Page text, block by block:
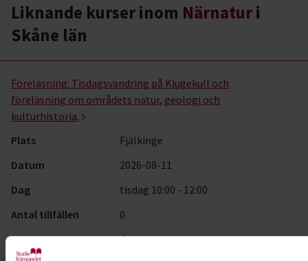
Liknande kurser inom Närnaturi
Skåne län
Föreläsning: Tisdagsvandring på Kjugekull och
föreläsning om områdets natur, geologi och
kulturhistoria.
Plats
Fjälkinge
Datum
2026-08-11
Dag
tisdag 10:00 - 12:00
Antal tillfällen
0
Pris
Gratis